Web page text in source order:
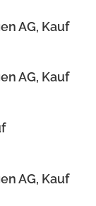
AG, Kauf
AG, Kauf
AG, Kauf